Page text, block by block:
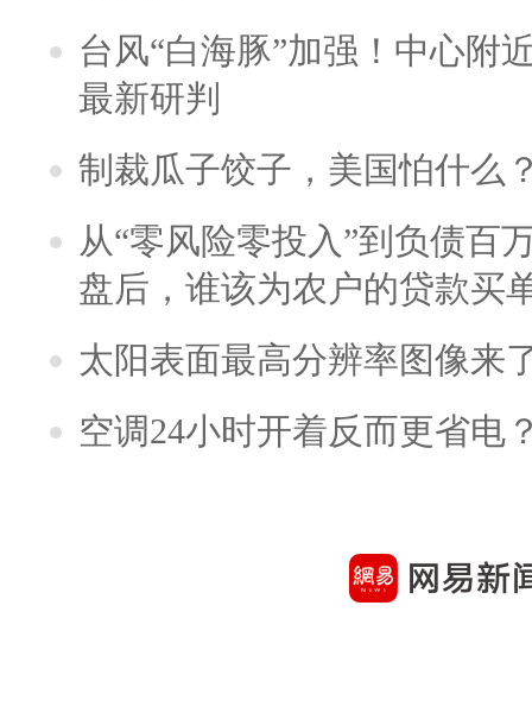
台风“白海豚”加强！中心附
最新研判
制裁瓜子饺子，美国怕什么
从“零风险零投入”到负债百
盘后，谁该为农户的贷款买
太阳表面最高分辨率图像来
空调24小时开着反而更省电